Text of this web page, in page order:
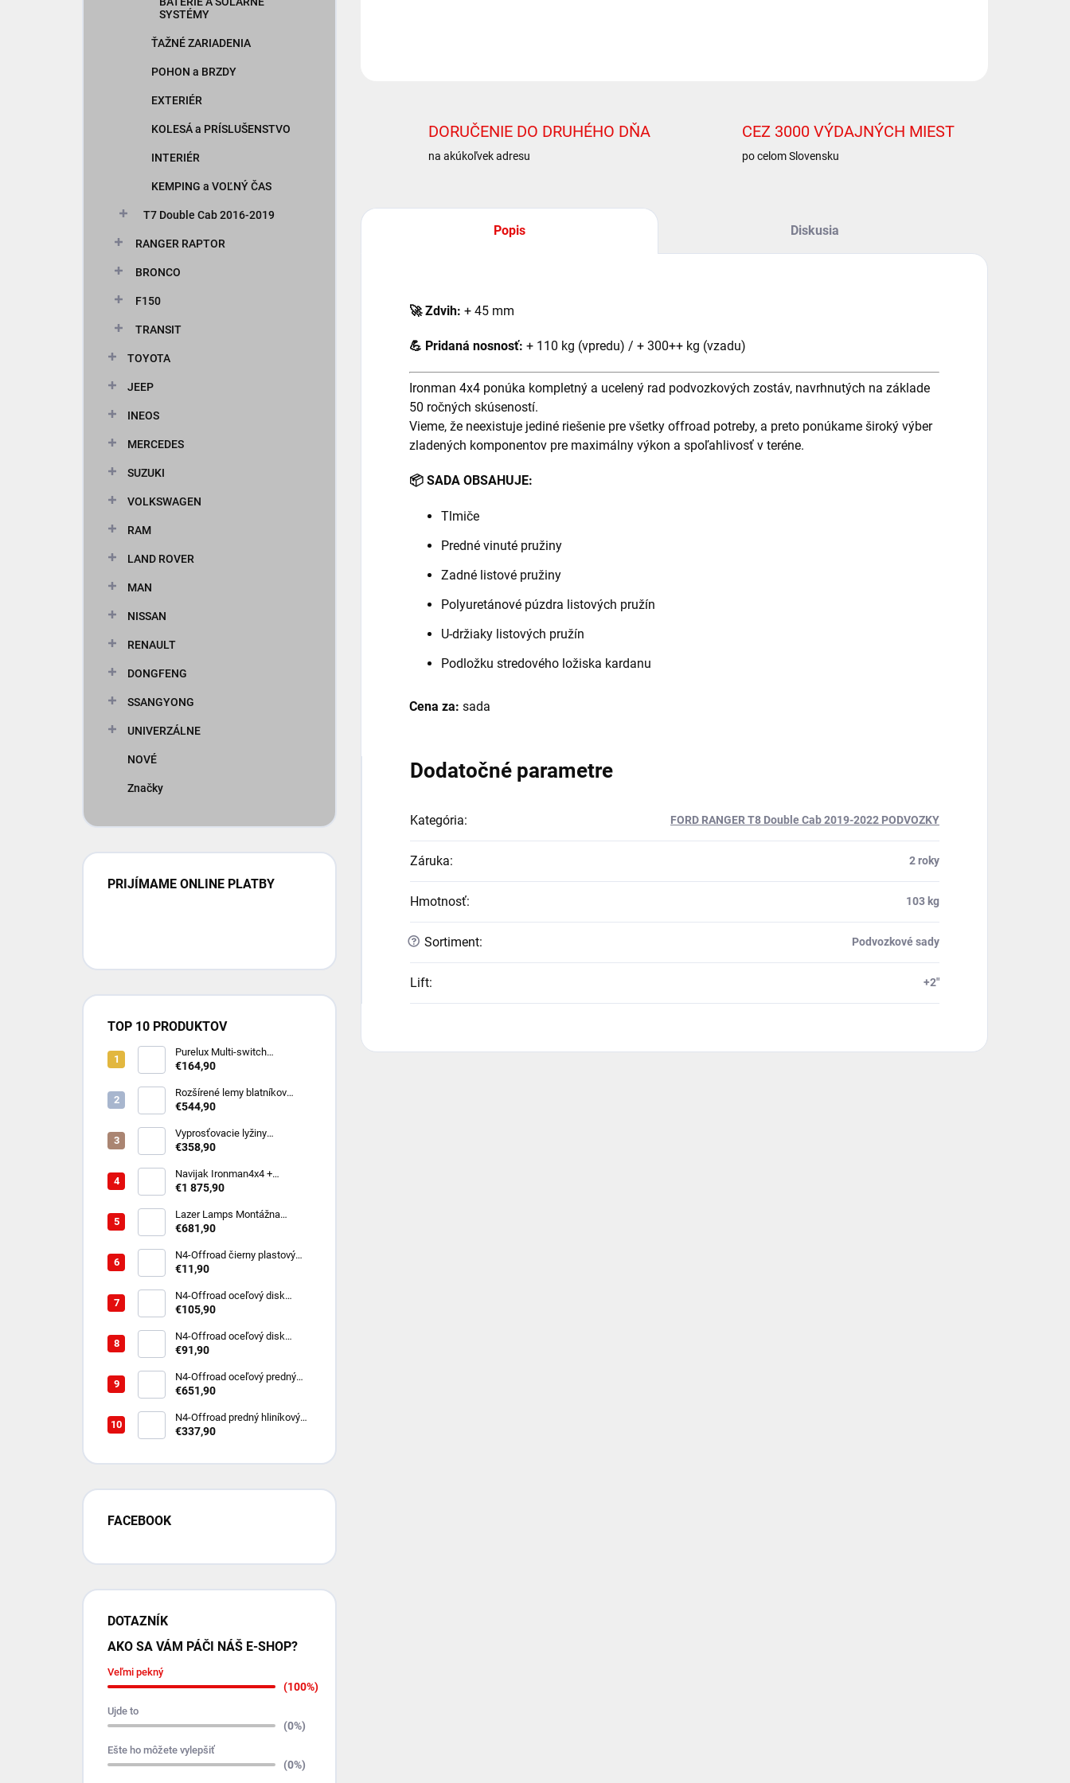
SYSTÉMY
ŤAŽNÉ ZARIADENIA
POHON a BRZDY
EXTERIÉR
KOLESÁ a PRÍSLUŠENSTVO
INTERIÉR
KEMPING a VOĽNÝ ČAS
T7 Double Cab 2016-2019
RANGER RAPTOR
BRONCO
F150
TRANSIT
TOYOTA
JEEP
INEOS
MERCEDES
SUZUKI
VOLKSWAGEN
RAM
LAND ROVER
MAN
NISSAN
RENAULT
DONGFENG
SSANGYONG
UNIVERZÁLNE
NOVÉ
Značky
PRIJÍMAME ONLINE PLATBY
TOP 10 PRODUKTOV
Purelux Multi-switch
Dashboard Controller – RGB
(10-30V)
€164,90
Rozšírené lemy blatníkov
Toyota Hilux Revo (8/2020 -
€544,90
Vyprosťovacie lyžiny
MAXTRAX MKII - rôzne farby
€358,90
Navijak Ironman4x4 +
montážna sada na TOYOTA
/diesel
€1 875,90
Lazer Lamps Montážna
súprava do prednej masky
(2024+) vrátane 2x ST4
€681,90
N4-Offroad čierny plastový
uzavretý kryt stredového
rozstup 6x114,3
€11,90
N4-Offroad oceľový disk
Triangular 7x16 6x114.3 čierny
€105,90
N4‑Offroad oceľový disk
TRIANGLE 7x15 5x139,7 ET‑6
€91,90
N4‑Offroad oceľový predný
nárazník s prípravou na
€651,90
N4‑Offroad predný hliníkový
kryt motora 8 mm pre Suzuki
€337,90
FACEBOOK
DOTAZNÍK
AKO SA VÁM PÁČI NÁŠ E-SHOP?
Veľmi pekný
(100%)
Ujde to
(0%)
Ešte ho môžete vylepšiť
(0%)
DORUČENIE DO DRUHÉHO DŇA
na akúkoľvek adresu
CEZ 3000 VÝDAJNÝCH MIEST
po celom Slovensku
Popis Diskusia
🚀Zdvih: + 45 mm
💪 Pridaná nosnosť: + 110 kg (vpredu) / + 300++ kg (vzadu)
Ironman 4x4 ponúka kompletný a ucelený rad podvozkových zostáv, navrhnutých na základe
50 ročných skúseností.
Vieme, že neexistuje jediné riešenie pre všetky offroad potreby, a preto ponúkame široký výber
zladených komponentov pre maximálny výkon a spoľahlivosť v teréne.
📦 SADA OBSAHUJE:
Tlmiče
Predné vinuté pružiny
Zadné listové pružiny
Polyuretánové púzdra listových pružín
U-držiaky listových pružín
Podložku stredového ložiska kardanu
Cena za: sada
Dodatočné parametre
Kategória: FORD RANGER T8 Double Cab 2019-2022 PODVOZKY
Záruka: 2 roky
Hmotnosť: 103 kg
? Sortiment: Podvozkové sady
Lift: +2"